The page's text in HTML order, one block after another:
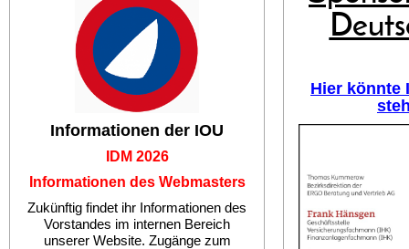
Informationen der IOU
IDM 2026
Informationen des Webmasters
Zukünftig findet ihr Informationen des
Vorstandes im internen Bereich
unserer Website. Zugänge zum
Hier könnte